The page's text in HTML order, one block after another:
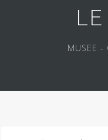
MUSEE -